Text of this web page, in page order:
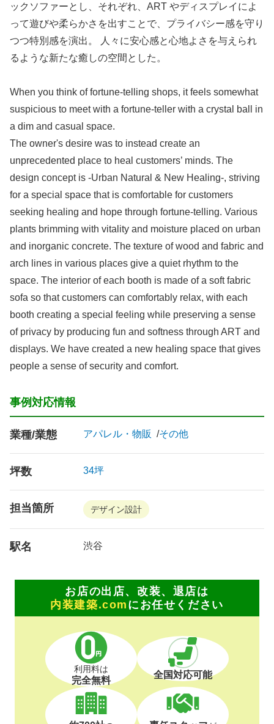
ックソファーとし、それぞれ、ART やディスプレイによ
って遊びや柔らかさを出すことで、プライバシー感を守り
つつ特別感を演出。 人々に安心感と心地よさを与えられ
るような新たな癒しの空間とした。
When you think of fortune-telling shops, it feels somewhat
suspicious to meet with a fortune-teller with a crystal ball in
a dim and casual space.
The owner's desire was to instead create an
unprecedented place to heal customers’ minds. The
design concept is -Urban Natural & New Healing-, striving
for a special space that is comfortable for customers
seeking healing and hope through fortune-telling. Various
plants brimming with vitality and moisture placed on urban
and inorganic concrete. The texture of wood and fabric and
arch lines in various places give a quiet rhythm to the
space. The interior of each booth is made of a soft fabric
sofa so that customers can comfortably relax, with each
booth creating a special feeling while preserving a sense
of privacy by producing fun and softness through ART and
displays. We have created a new healing space that gives
people a sense of security and comfort.
事例対応情報
業種/業態 アパレル・物販 その他
坪数 34坪
担当箇所 デザイン設計
駅名 渋谷
お店の出店、改装、退店は
内装建築.com にお任せください
利用料は
完全無料 全国対応可能